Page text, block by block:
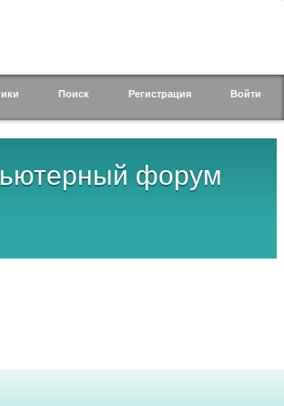
форум
Поиск Регистрация Войти